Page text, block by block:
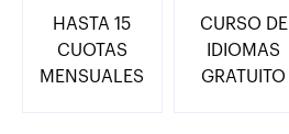
HASTA 15
CUOTAS
MENSUALES
CURSO DE
IDIOMAS
GRATUITO